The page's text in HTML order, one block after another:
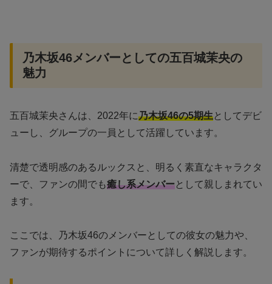
乃木坂46メンバーとしての五百城茉央の
魅力
五百城茉央さんは、2022年に乃木坂46の5期生としてデビ
ューし、グループの一員として活躍しています。
清楚で透明感のあるルックスと、明るく素直なキャラクタ
ーで、ファンの間でも癒し系メンバーとして親しまれてい
ます。
ここでは、乃木坂46のメンバーとしての彼女の魅力や、
ファンが期待するポイントについて詳しく解説します。